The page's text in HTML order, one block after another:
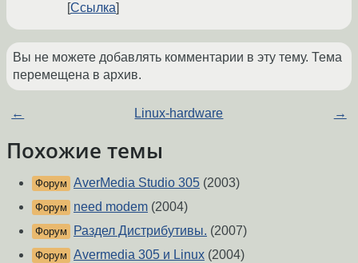
Ссылка
Вы не можете добавлять комментарии в эту тему. Тема
перемещена в архив.
← Linux-hardware →
Похожие темы
Форум AverMedia Studio 305 (2003)
Форум need modem (2004)
Форум Раздел Дистрибутивы. (2007)
Форум Avermedia 305 и Linux (2004)